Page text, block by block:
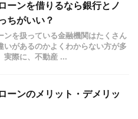
ーンを借りるなら銀行とノ
ちがいい？
ンを扱っている金融機関はたくさん
いがあるのかよくわからない方が多
実際に、不動産 ...
ーンのメリット・デメリッ